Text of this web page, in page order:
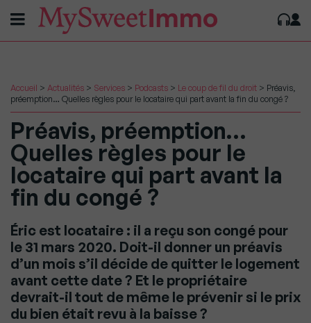
Accueil > Actualités > Services > Podcasts > Le coup de fil du droit > Préavis,
préemption… Quelles règles pour le locataire qui part avant la fin du congé ?
Préavis, préemption…
Quelles règles pour le
locataire qui part avant la
fin du congé ?
Éric est locataire : il a reçu son congé pour
le 31 mars 2020. Doit-il donner un préavis
d’un mois s’il décide de quitter le logement
avant cette date ? Et le propriétaire
devrait-il tout de même le prévenir si le prix
du bien était revu à la baisse ?